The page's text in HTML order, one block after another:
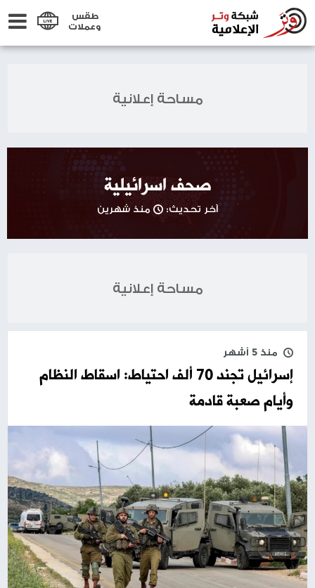
طقس
وعملات
مساحة إعلانية
صحف اسرائيلية
آخر تحديث: منذ شهرين
مساحة إعلانية
منذ 5 أشهر
إسرائيل تجند 70 ألف احتياط: اسقاط النظام
وأيام صعبة قادمة